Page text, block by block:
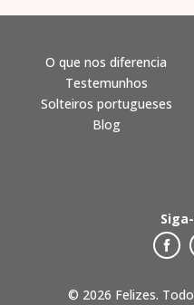
© 2026 Felizes.
O que nos diferencia
Testemunhos
Solteiros portugueses
Blog